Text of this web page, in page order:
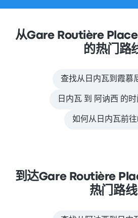
从Gare Routière
的热门路
查找从日内瓦到霞慕
日内瓦 到 阿讷西 的
如何从日内瓦前
到达Gare Routière
热门路线